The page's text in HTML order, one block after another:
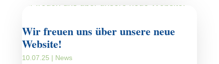
Wir freuen uns über unsere neue
Website!
10.07.25 | News